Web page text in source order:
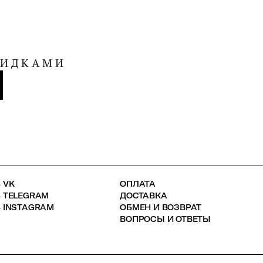
ОПЛАТА
ДОСТАВКА
ОБМЕН И ВОЗВРАТ
ВОПРОСЫ И ОТВЕТЫ